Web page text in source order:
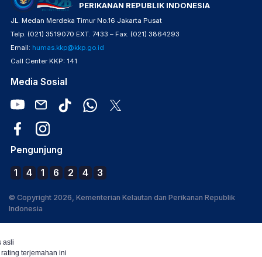
PERIKANAN REPUBLIK INDONESIA
JL. Medan Merdeka Timur No.16 Jakarta Pusat
Telp. (021) 3519070 EXT. 7433 – Fax. (021) 3864293
Email: humas.kkp@kkp.go.id
Call Center KKP: 141
Media Sosial
Pengunjung
1 4 1 6 2 4 3
© Copyright 2026, Kementerian Kelautan dan Perikanan Republik
Indonesia
asli
terjemahan ini